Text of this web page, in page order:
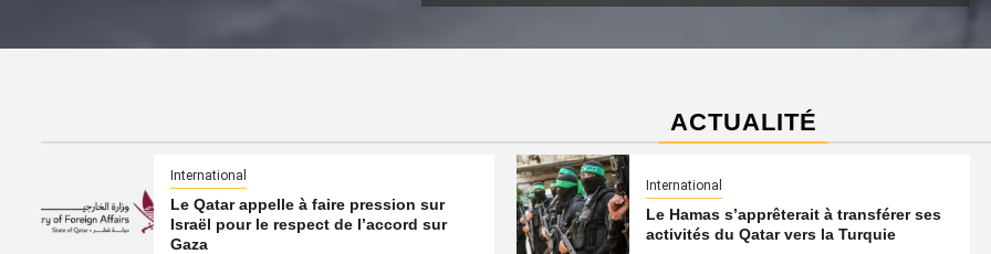
ACTUALITÉ
International
Le Qatar appelle à faire pression sur
Israël pour le respect de l’accord sur
Gaza
International
Le Hamas s’apprêterait à transférer ses
activités du Qatar vers la Turquie